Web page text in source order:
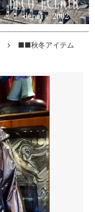
■■秋冬アイテム